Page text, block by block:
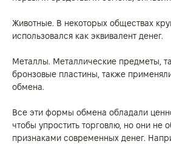
Животные. В некоторых обществах
использовался как эквивалент денег.
Металлы. Металлические предметы,
бронзовые пластины, также
обмена.
Все эти формы обмена обладали
чтобы упростить торговлю, но они не
признаками современных денег.